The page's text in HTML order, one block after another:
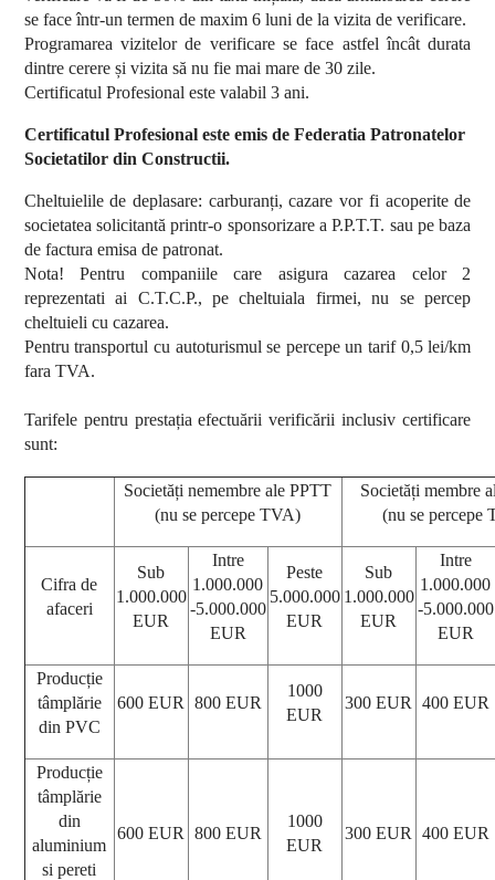
se face într-un termen de maxim 6 luni de la vizita de verificare.
Programarea vizitelor de verificare se face astfel încât durata
dintre cerere și vizita să nu fie mai mare de 30 zile.
Certificatul Profesional este valabil 3 ani.
Certificatul Profesional este emis de Federatia Patronatelor
Societatilor din Constructii.
Cheltuielile de deplasare: carburanți, cazare vor fi acoperite de
societatea solicitantă printr-o sponsorizare a P.P.T.T. sau pe baza
de factura emisa de patronat.
Nota! Pentru companiile care asigura cazarea celor 2
reprezentati ai C.T.C.P., pe cheltuiala firmei, nu se percep
cheltuieli cu cazarea.
Pentru transportul cu autoturismul se percepe un tarif 0,5 lei/km
fara TVA.
Tarifele pentru prestația efectuării verificării inclusiv certificare
sunt:
Societăți nemembre ale PPTT
(nu se percepe TVA)
Societăți membre
(nu se percepe
Cifra de
afaceri
Sub
1.000.000
EUR
Intre
1.000.000
-5.000.000
EUR
Peste
5.000.000
EUR
Sub
1.000.000
EUR
Intre
1.000.000
-5.000.000
EUR
Producție
tâmplărie
din PVC
600 EUR 800 EUR
1000
EUR
300 EUR 400 EUR
Producție
tâmplărie
din
aluminium
si pereti
600 EUR 800 EUR
1000
EUR
300 EUR 400 EUR